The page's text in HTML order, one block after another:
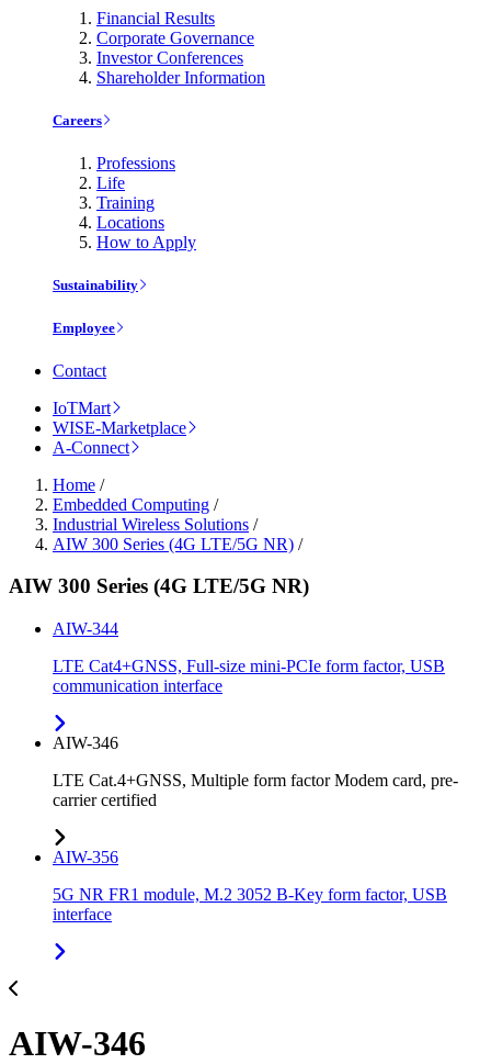
Financial Results
Corporate Governance
Investor Conferences
Shareholder Information
Careers
Professions
Life
Training
Locations
How to Apply
Sustainability
Employee
Contact
IoTMart
WISE-Marketplace
A-Connect
Home /
Embedded Computing /
Industrial Wireless Solutions /
AIW 300 Series (4G LTE/5G NR) /
AIW 300 Series (4G LTE/5G NR)
AIW-344
LTE Cat4+GNSS, Full-size mini-PCIe form factor, USB
communication interface
AIW-346
LTE Cat.4+GNSS, Multiple form factor Modem card, pre-
carrier certified
AIW-356
5G NR FR1 module, M.2 3052 B-Key form factor, USB
interface
AIW-346